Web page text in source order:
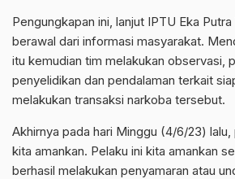
Pengungkapan ini, lanjut IPTU Eka
berawal dari informasi masyarakat.
itu kemudian tim melakukan observasi,
penyelidikan dan pendalaman terkait
melakukan transaksi narkoba tersebut.
Akhirnya pada hari Minggu (4/6/23) lalu,
kita amankan. Pelaku ini kita amankan
berhasil melakukan penyamaran atau